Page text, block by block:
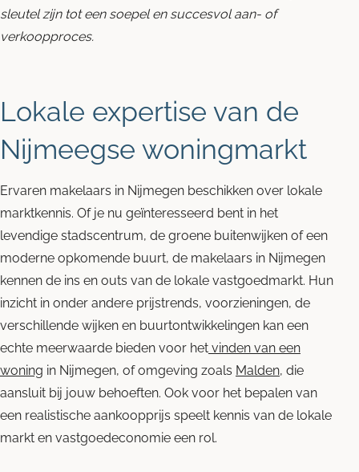
sleutel zijn tot een soepel en succesvol aan- of
verkoopproces.
Lokale expertise van de
Nijmeegse woningmarkt
Ervaren makelaars in Nijmegen beschikken over lokale
marktkennis. Of je nu geïnteresseerd bent in het
levendige stadscentrum, de groene buitenwijken of een
moderne opkomende buurt, de makelaars in Nijmegen
kennen de ins en outs van de lokale vastgoedmarkt. Hun
inzicht in onder andere prijstrends, voorzieningen, de
verschillende wijken en buurtontwikkelingen kan een
echte meerwaarde bieden voor het vinden van een
woning in Nijmegen, of omgeving zoals Malden, die
aansluit bij jouw behoeften. Ook voor het bepalen van
een realistische aankoopprijs speelt kennis van de lokale
markt en vastgoedeconomie een rol.